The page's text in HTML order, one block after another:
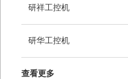
研祥工控机
研华工控机
查看更多